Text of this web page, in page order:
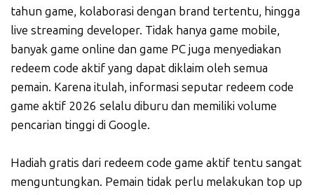
tahun game, kolaborasi dengan brand tertentu, hingga
live streaming developer. Tidak hanya game mobile,
banyak game online dan game PC juga menyediakan
redeem code aktif yang dapat diklaim oleh semua
pemain. Karena itulah, informasi seputar redeem code
game aktif 2026 selalu diburu dan memiliki volume
pencarian tinggi di Google.
Hadiah gratis dari redeem code game aktif tentu sangat
menguntungkan. Pemain tidak perlu melakukan top up